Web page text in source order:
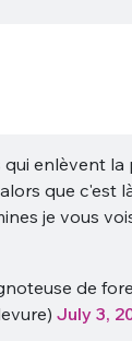
qui enlèvent la
que c'est
je vous
de
July 3,